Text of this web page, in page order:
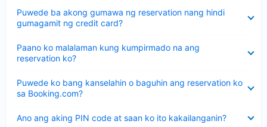
Puwede ba akong gumawa ng reservation nang hindi
gumagamit ng credit card?
ang
sagot
Paano ko malalaman kung kumpirmado na ang
reservation ko?
ang
sagot
Puwede ko bang kanselahin o baguhin ang reservation ko
sa Booking.com?
ang
sagot
Ano ang aking PIN code at saan ko ito kakailanganin?
ang